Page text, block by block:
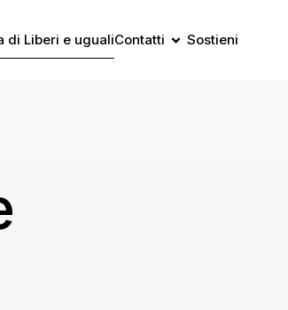
di Liberi e ugualiContatti Sostieni